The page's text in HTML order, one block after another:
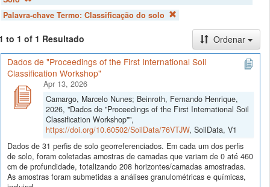
Palavra-chave Termo: Classificação do solo
to 1 of 1 Resultado
Ordenar
Dados de "Proceedings of the First International Soil
Classification Workshop"
Apr 13, 2026
Camargo, Marcelo Nunes; Beinroth, Fernando Henrique,
2026, "Dados de "Proceedings of the First International Soil
Classification Workshop"",
https://doi.org/10.60502/SoilData/76VTJW, SoilData, V1
Dados de 31 perfis de solo georreferenciados. Em cada um dos perfis
de solo, foram coletadas amostras de camadas que variam de 0 até 460
cm de profundidade, totalizando 208 horizontes/camadas amostradas.
As amostras foram submetidas a análises granulométricas e químicas,